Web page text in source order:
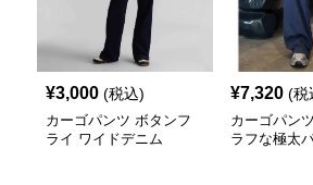
¥3,000 (税込)
カーゴパンツ ボタンフ
ライ ワイドデニム
¥7,320 (税
カーゴパン
ラフな極太